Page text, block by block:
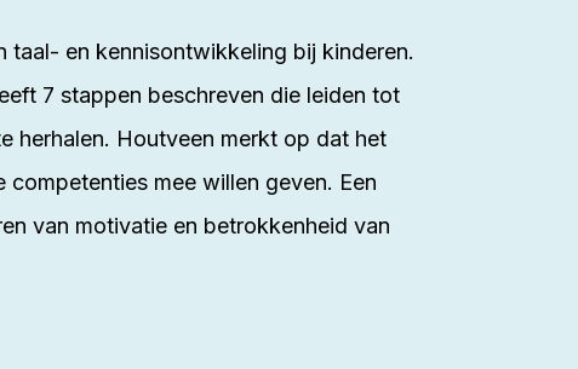
taal- en kennisontwikkeling bij kinderen.
7 stappen beschreven die leiden tot
herhalen. Houtveen merkt op dat het
mee willen geven. Een
van motivatie en betrokkenheid van